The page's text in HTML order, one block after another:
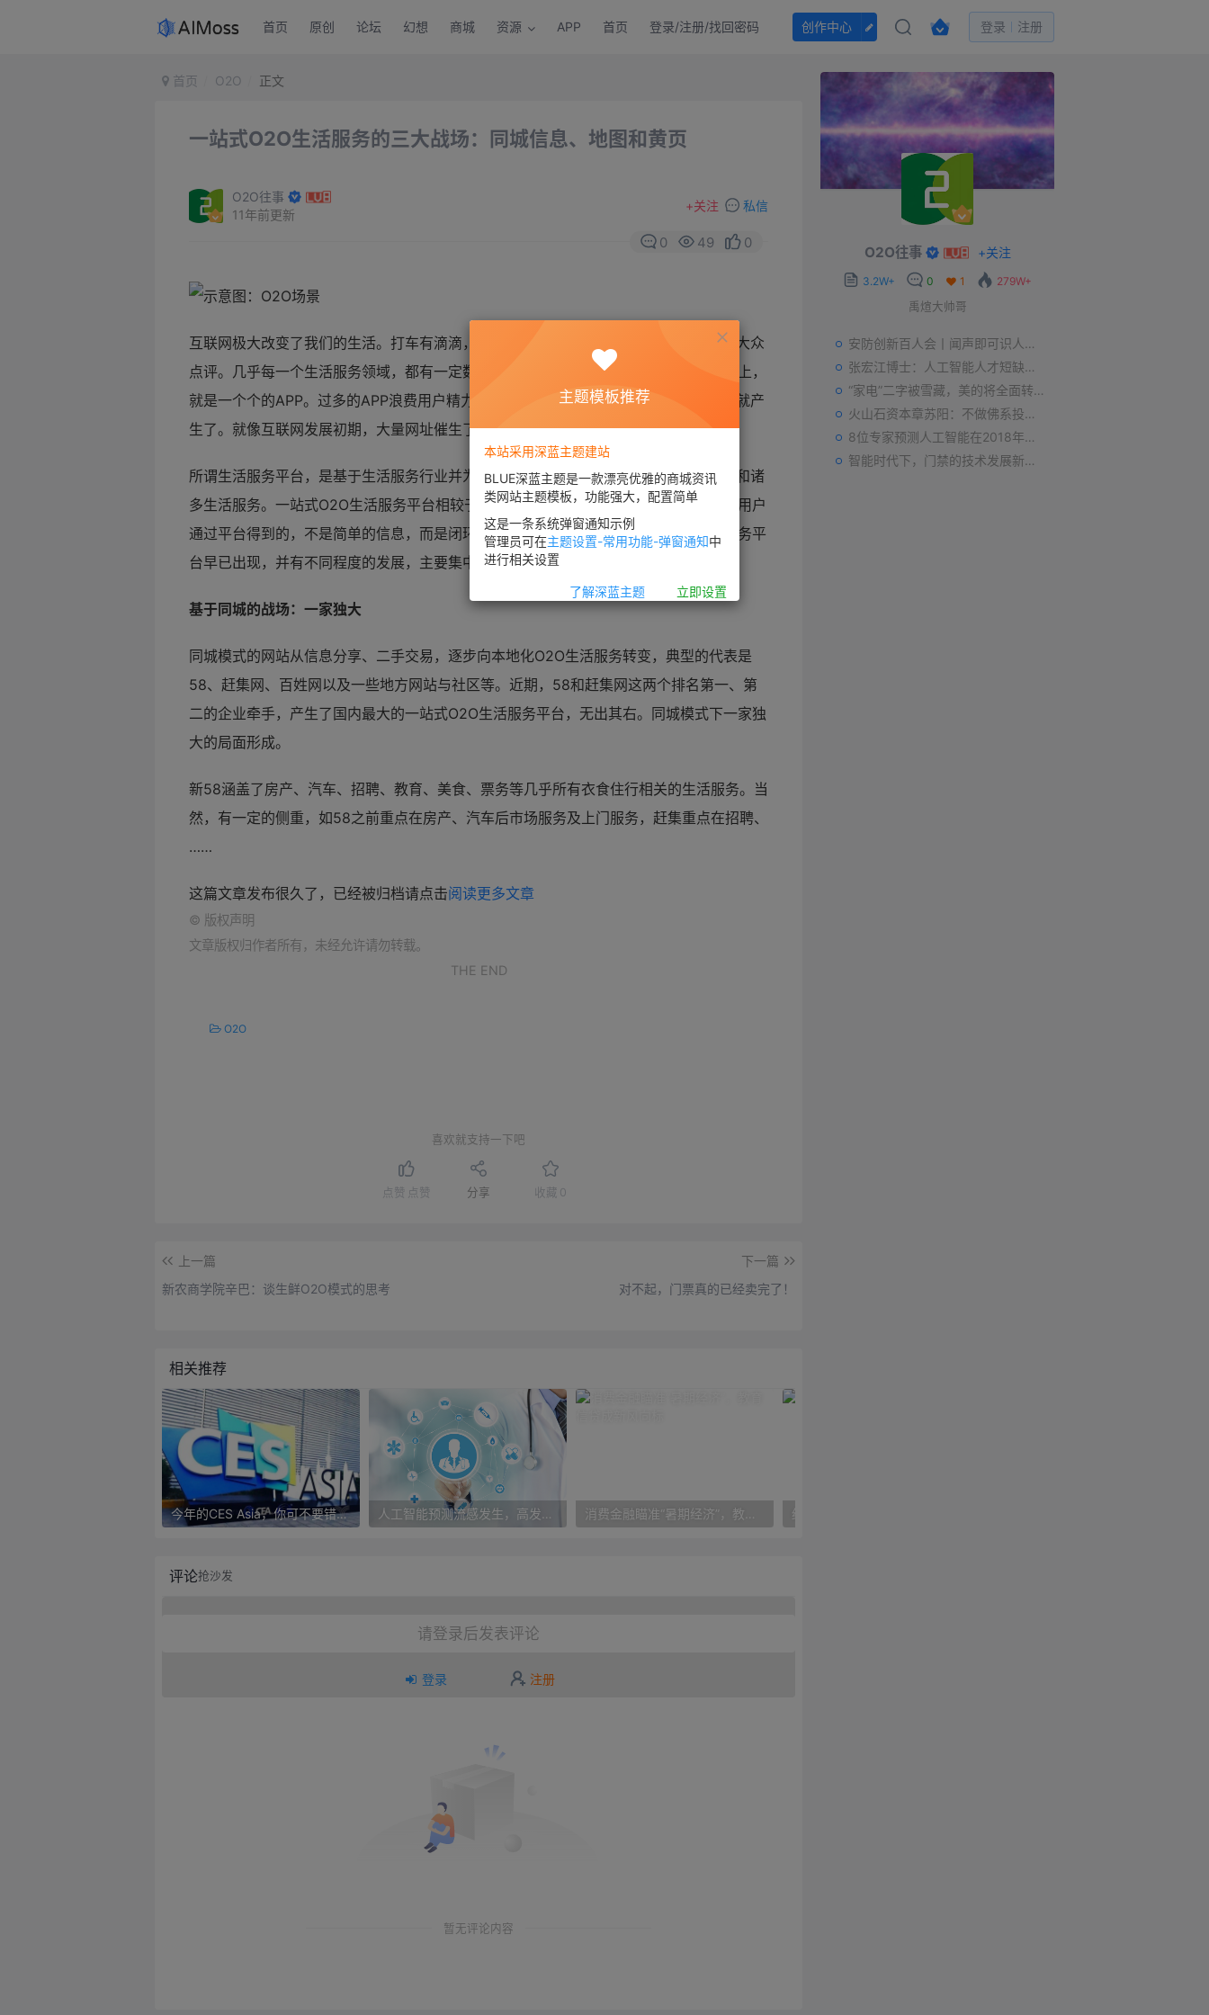
首页 原创 论坛 幻想 商城 资源 APP 首页 登录/注册/找回密码 创作中心 登录 注册
首页 O2O 正文
一站式O2O生活服务的三大战场：同城信息、地图和黄页
O2O往事
11年前更新
+关注 私信
0 49 0
互联网极大改变了我们的生活。打车有滴滴，旅行有携程，看电影有时光网，找餐馆有大众
点评。几乎每一个生活服务领域，都有一定数量的企业提供O2O服务。体现在智能终端上，
就是一个个的APP。过多的APP浪费用户精力，所以对一站式O2O生活服务平台的需求就产
生了。就像互联网发展初期，大量网址催生了网址导航一样。
所谓生活服务平台，是基于生活服务行业并为之服务的电子商务形式，连接的是消费者和诸
多生活服务。一站式O2O生活服务平台相较于传统的信息导航来说，是一次深度升级。用户
通过平台得到的，不是简单的信息，而是闭环的服务过程。实际上，一站式O2O生活服务平
台早已出现，并有不同程度的发展，主要集中在三个战场上。
基于同城的战场：一家独大
同城模式的网站从信息分享、二手交易，逐步向本地化O2O生活服务转变，典型的代表是
58、赶集网、百姓网以及一些地方网站与社区等。近期，58和赶集网这两个排名第一、第
二的企业牵手，产生了国内最大的一站式O2O生活服务平台，无出其右。同城模式下一家独
大的局面形成。
新58涵盖了房产、汽车、招聘、教育、美食、票务等几乎所有衣食住行相关的生活服务。当
然，有一定的侧重，如58之前重点在房产、汽车后市场服务及上门服务，赶集重点在招聘、
……
这篇文章发布很久了，已经被归档请点击阅读更多文章
© 版权声明
文章版权归作者所有，未经允许请勿转载。
THE END
O2O
喜欢就支持一下吧
点赞 点赞 分享 收藏 0
上一篇
新农商学院辛巴：谈生鲜O2O模式的思考
下一篇
对不起，门票真的已经卖完了！
相关推荐
今年的CES Asia，你可不要错过这些自动驾驶看点
评论抢沙发
请登录后发表评论
登录 注册
暂无评论内容
O2O往事 +关注
3.2W+ 0 1
279W+
禹煊大帅哥
安防创新百人会丨闻声即可识人，虚拟诈骗的克星——声纹识别
张宏江博士：人工智能人才短缺是世界性问题
“家电”二字被雪藏，美的将全面转型智能制造？
火山石资本章苏阳：不做佛系投资人，为企业价值战斗到底
8位专家预测人工智能在2018年对我们的影响
智能时代下，门禁的技术发展新趋势
主题模板推荐
本站采用深蓝主题建站
BLUE深蓝主题是一款漂亮优雅的商城资讯
类网站主题模板，功能强大，配置简单
这是一条系统弹窗通知示例
管理员可在主题设置-常用功能-弹窗通知中
进行相关设置
了解深蓝主题 立即设置